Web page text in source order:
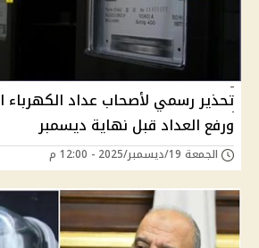
تحذير رسمي لأصحاب عداد الكهرباء
ورفع العداد قبل نهاية ديسمبر
الجمعة 19/ديسمبر/2025 - 12:00 م